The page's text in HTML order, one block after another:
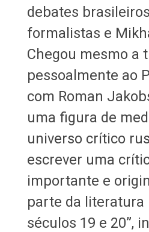
debates
formalistas e
Chegou mesmo a
pessoalmente ao
com Roman
uma figura de
universo crítico
escrever uma
importante e
parte da literatura
séculos 19 e 20”,